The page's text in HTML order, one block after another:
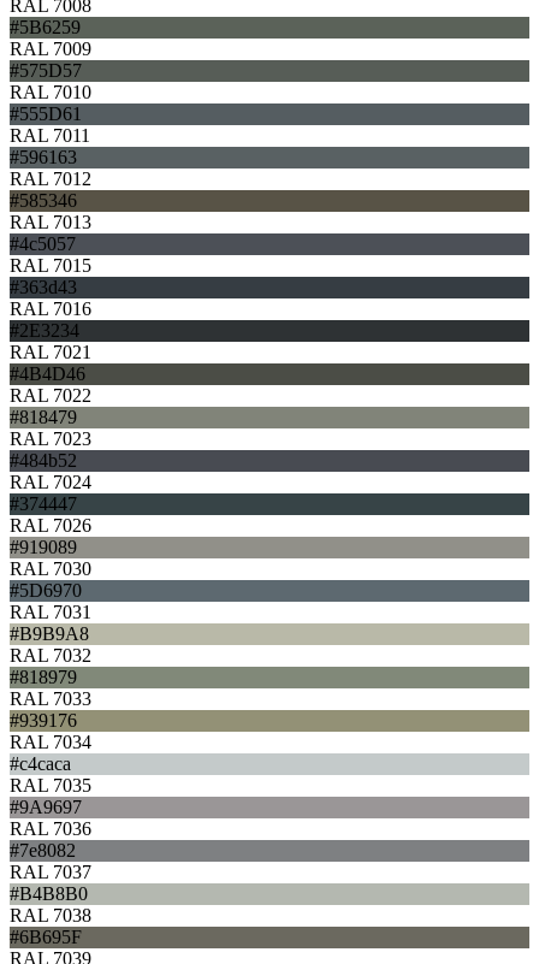
RAL 7008
#5B6259
RAL 7009
#575D57
RAL 7010
#555D61
RAL 7011
#596163
RAL 7012
#585346
RAL 7013
#4c5057
RAL 7015
#363d43
RAL 7016
#2E3234
RAL 7021
#4B4D46
RAL 7022
#818479
RAL 7023
#484b52
RAL 7024
#374447
RAL 7026
#919089
RAL 7030
#5D6970
RAL 7031
#B9B9A8
RAL 7032
#818979
RAL 7033
#939176
RAL 7034
#c4caca
RAL 7035
#9A9697
RAL 7036
#7e8082
RAL 7037
#B4B8B0
RAL 7038
#6B695F
RAL 7039